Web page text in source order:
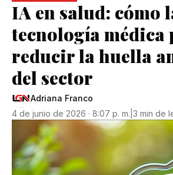
IA en salud: cómo
tecnología médica
reducir la huella
del sector
Adriana Franco
4 de junio de 2026 · 8:07 p. m. 3 min de